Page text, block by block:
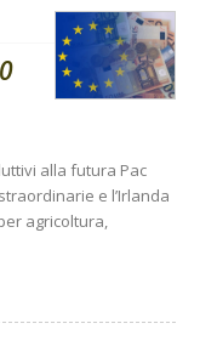
alla futura Pac
e l’Irlanda
agricoltura,